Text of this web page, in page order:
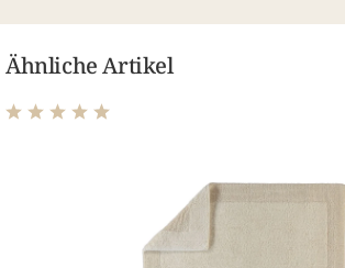
Ähnliche Artikel